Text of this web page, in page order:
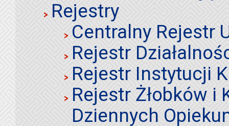
Rejestry
Centralny Rejestr
Rejestr
Rejestr Instytucji
Rejestr Żłobków i
Dziennych